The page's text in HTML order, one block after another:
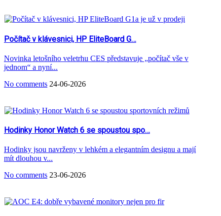
Počítač v klávesnici, HP EliteBoard G…
Novinka letošního veletrhu CES představuje „počítač vše v
jednom“ a nyní...
No comments 24-06-2026
Hodinky Honor Watch 6 se spoustou spo…
Hodinky jsou navrženy v lehkém a elegantním designu a mají
mít dlouhou v...
No comments 23-06-2026